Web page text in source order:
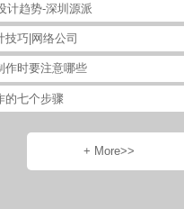
计趋势-深圳源派
技巧|网络公司
作时要注意哪些
的七个步骤
+ More>>